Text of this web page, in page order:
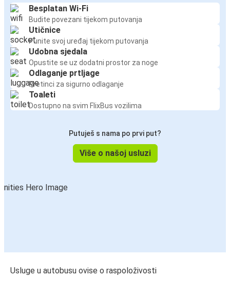
Besplatan Wi-Fi
Budite povezani tijekom putovanja
Utičnice
Punite svoj uređaj tijekom putovanja
Udobna sjedala
Opustite se uz dodatni prostor za noge
Odlaganje prtljage
Pretinci za sigurno odlaganje
Toaleti
Dostupno na svim FlixBus vozilima
Putuješ s nama po prvi put?
Više o našoj usluzi
Usluge u autobusu ovise o raspoloživosti